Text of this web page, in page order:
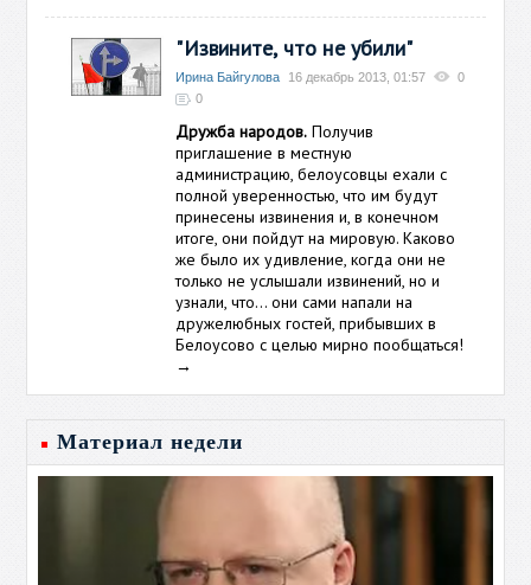
"Извините, что не убили"
Ирина Байгулова 16 декабрь 2013, 01:57
0
0
Дружба народов. Получив
приглашение в местную
администрацию, белоусовцы ехали с
полной уверенностью, что им будут
принесены извинения и, в конечном
итоге, они пойдут на мировую. Каково
же было их удивление, когда они не
только не услышали извинений, но и
узнали, что… они сами напали на
дружелюбных гостей, прибывших в
Белоусово с целью мирно пообщаться!
→
Материал недели